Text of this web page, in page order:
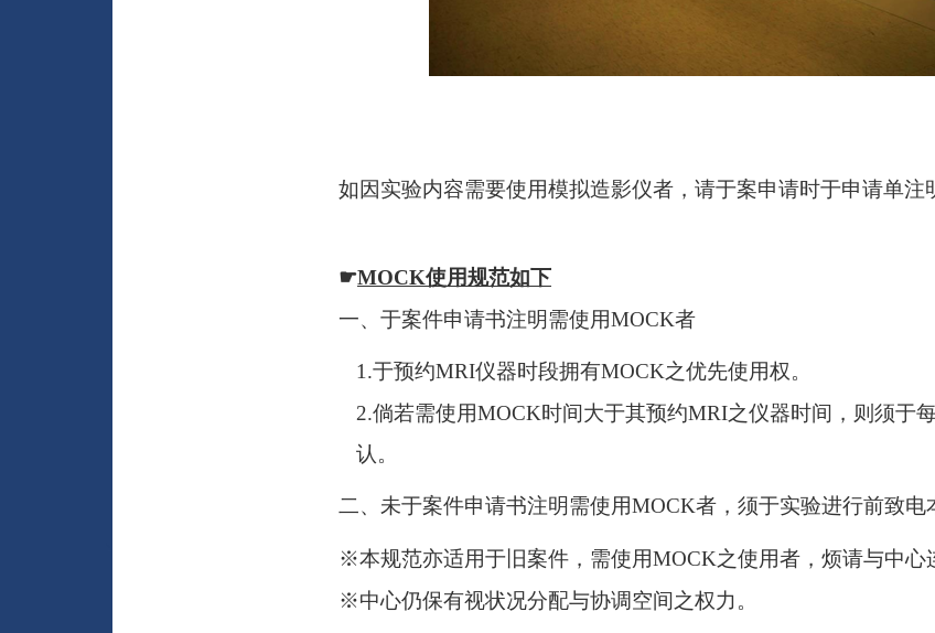
如因实验内容需要使用模拟造影仪者，请于案申请时于申请单注
☛MOCK使用规范如下
一、于案件申请书注明需使用MOCK者
1.于预约MRI仪器时段拥有MOCK之优先使用权。
2.倘若需使用MOCK时间大于其预约MRI之仪器时间，则须于
认。
二、未于案件申请书注明需使用MOCK者，须于实验进行前致电
※本规范亦适用于旧案件，需使用MOCK之使用者，烦请与中心
※中心仍保有视状况分配与协调空间之权力。